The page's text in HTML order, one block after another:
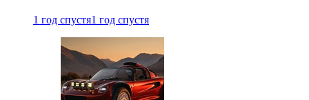
1 год спустя1 год спустя